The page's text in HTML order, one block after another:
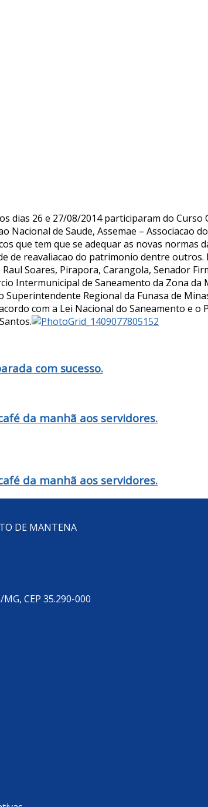
dias 26 e 27/08/2014 participaram do
Nacional de Saude, Assemae – Associacao
que tem que se adequar as novas
de reavaliacao do patrimonio dentre
Soares, Pirapora, Carangola, Senador
Intermunicipal de Saneamento da Zona
Regional da Funasa de
com a Lei Nacional do Saneamento e
com sucesso.
da manhã aos servidores.
da manhã aos servidores.
DE MANTENA
CEP 35.290-000